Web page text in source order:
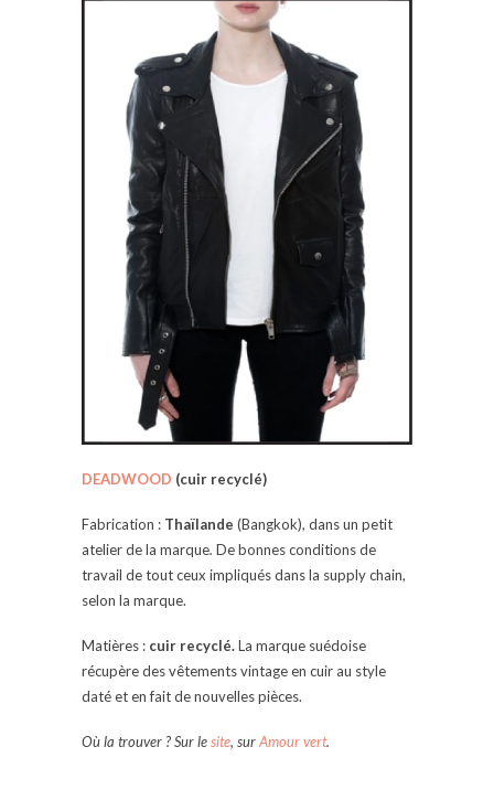
DEADWOOD (cuir recyclé)
Fabrication : Thaïlande (Bangkok), dans un petit
atelier de la marque. De bonnes conditions de
travail de tout ceux impliqués dans la supply chain,
selon la marque.
Matières : cuir recyclé.La marque suédoise
récupère des vêtements vintage en cuir au style
daté et en fait de nouvelles pièces.
Où la trouver ? Sur lesite, surAmour vert.